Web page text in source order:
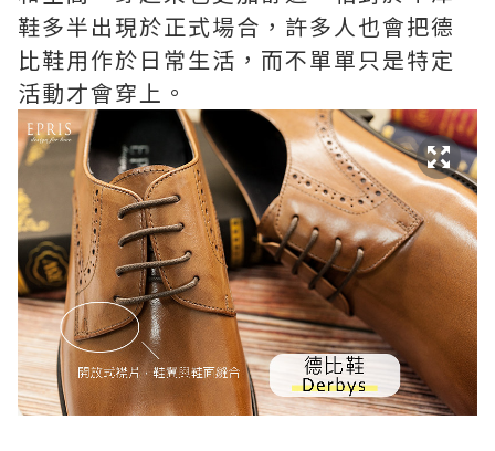
鞋多半出現於正式場合，許多人也會把德
比鞋用作於日常生活，而不單單只是特定
活動才會穿上。